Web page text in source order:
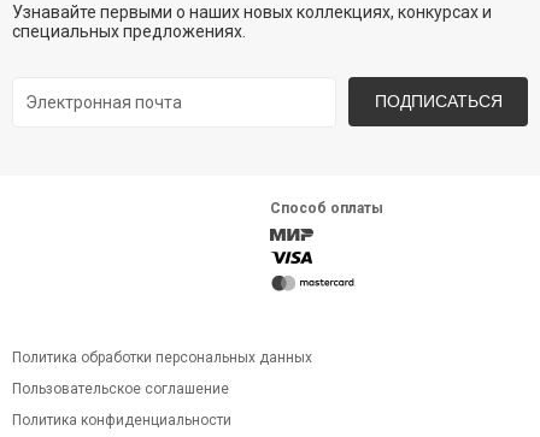
Узнавайте первыми о наших новых коллекциях, конкурсах и
специальных предложениях.
ПОДПИСАТЬСЯ
Способ оплаты
Политика обработки персональных данных
Пользовательское соглашение
Политика конфиденциальности